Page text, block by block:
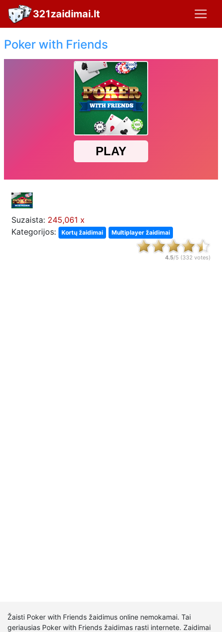
321zaidimai.lt
Poker with Friends
Suzaista: 245,061 x
Kategorijos:
Kortų žaidimai Multiplayer žaidimai
4.5/5 (332 votes)
Žaisti Poker with Friends žaidimus online nemokamai. Tai
geriausias Poker with Friends žaidimas rasti internete. Zaidimai